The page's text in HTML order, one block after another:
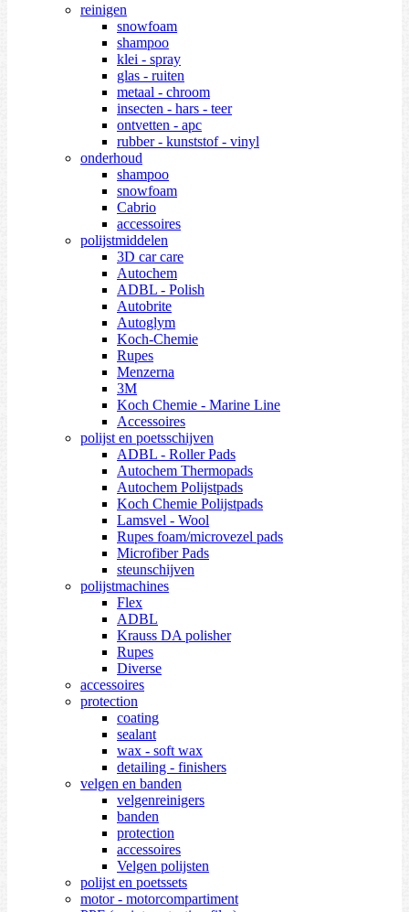
reinigen
snowfoam
shampoo
klei - spray
glas - ruiten
metaal - chroom
insecten - hars - teer
ontvetten - apc
rubber - kunststof - vinyl
onderhoud
shampoo
snowfoam
Cabrio
accessoires
polijstmiddelen
3D car care
Autochem
ADBL - Polish
Autobrite
Autoglym
Koch-Chemie
Rupes
Menzerna
3M
Koch Chemie - Marine Line
Accessoires
polijst en poetsschijven
ADBL - Roller Pads
Autochem Thermopads
Autochem Polijstpads
Koch Chemie Polijstpads
Lamsvel - Wool
Rupes foam/microvezel pads
Microfiber Pads
steunschijven
polijstmachines
Flex
ADBL
Krauss DA polisher
Rupes
Diverse
accessoires
protection
coating
sealant
wax - soft wax
detailing - finishers
velgen en banden
velgenreinigers
banden
protection
accessoires
Velgen polijsten
polijst en poetssets
motor - motorcompartiment